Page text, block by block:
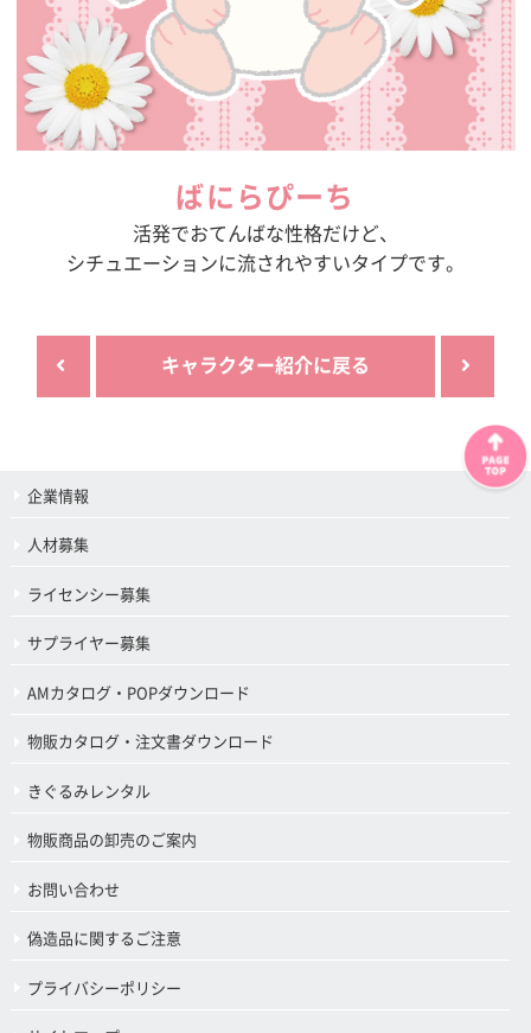
ばにらぴーち
活発でおてんばな性格だけど、
シチュエーションに流されやすいタイプです。
キャラクター紹介に戻る
企業情報
人材募集
ライセンシー募集
サプライヤー募集
AMカタログ・POPダウンロード
物販カタログ・注文書ダウンロード
きぐるみレンタル
物販商品の卸売のご案内
お問い合わせ
偽造品に関するご注意
プライバシーポリシー